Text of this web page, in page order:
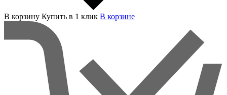
В корзину Купить в 1 клик В корзинe